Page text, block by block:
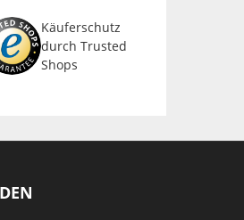
Käuferschutz
durch Trusted
Shops